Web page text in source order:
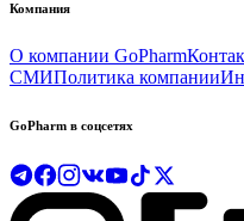
Компания
О компании GoPharm
СМИПолитика компании
GoPharm в соцсетях